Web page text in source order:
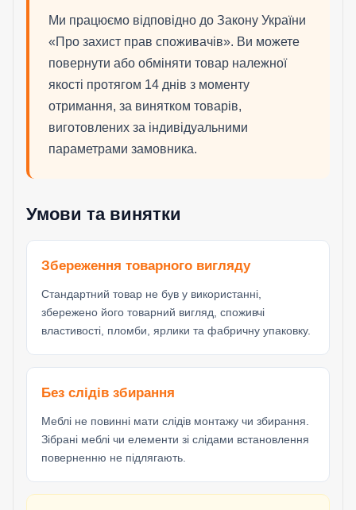
Ми працюємо відповідно до Закону України
«Про захист прав споживачів». Ви можете
повернути або обміняти товар належної
якості протягом 14 днів з моменту
отримання, за винятком товарів,
виготовлених за індивідуальними
параметрами замовника.
Умови та винятки
Збереження товарного вигляду
Стандартний товар не був у використанні,
збережено його товарний вигляд, споживчі
властивості, пломби, ярлики та фабричну упаковку.
Без слідів збирання
Меблі не повинні мати слідів монтажу чи збирання.
Зібрані меблі чи елементи зі слідами встановлення
поверненню не підлягають.